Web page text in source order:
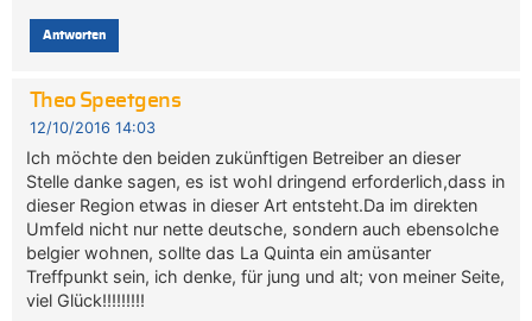
Antworten
Theo Speetgens
12/10/2016 14:03
Ich möchte den beiden zukünftigen Betreiber an dieser
Stelle danke sagen, es ist wohl dringend erforderlich,dass in
dieser Region etwas in dieser Art entsteht.Da im direkten
Umfeld nicht nur nette deutsche, sondern auch ebensolche
belgier wohnen, sollte das La Quinta ein amüsanter
Treffpunkt sein, ich denke, für jung und alt; von meiner Seite,
viel Glück!!!!!!!!!